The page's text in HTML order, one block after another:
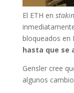
El ETH en
bloqueados en
hasta que se
Gensler cree
algunos